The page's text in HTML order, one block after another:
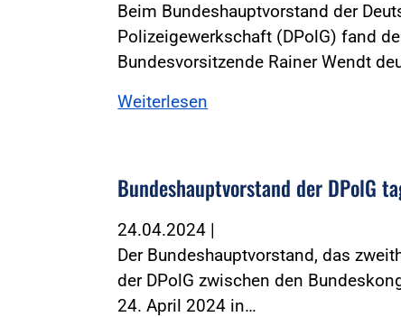
Beim Bundeshauptvorstand der
Polizeigewerkschaft (DPolG) fand
Bundesvorsitzende Rainer Wendt
Weiterlesen
Bundeshauptvorstand der DPolG
24.04.2024 |
Der Bundeshauptvorstand, das
der DPolG zwischen den
24. April 2024 in…